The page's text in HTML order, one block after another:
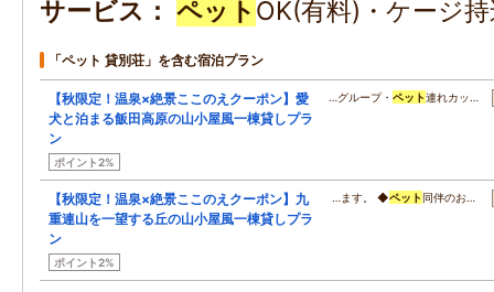
サービス ペット OK(有料)・ケージ
「ペット 貸別荘」を含む宿泊プラン
【秋限定！温泉×絶景ここのえクーポン】愛
犬と泊まる飯田高原の山小屋風一棟貸しプラ
ン
ポイント2%
…グループ・ ペット連れカッ…
【秋限定！温泉×絶景ここのえクーポン】九
重連山を一望する丘の山小屋風一棟貸しプラ
ン
ポイント2%
…ます。 ◆ペット 同伴のお…